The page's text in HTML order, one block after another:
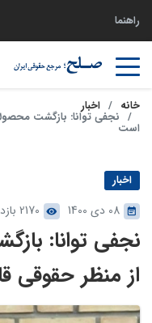
راهنما
خانه اخبار
نجفی توانا: بازگشت
است
اخبار
08 دی 1400 2170 بازدید
نجفی توانا:
از منظر حقوقی